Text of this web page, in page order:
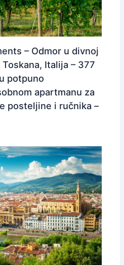
– Odmor u divnoj
Italija – 377
potpuno
apartmanu za
posteljine i ručnika –